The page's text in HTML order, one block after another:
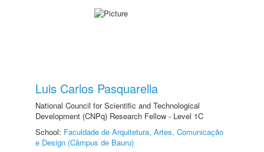
Luis Carlos Pasquarella
National Council for Scientific and Technological
Development (CNPq) Research Fellow - Level 1C
School: Faculdade de Arquitetura, Artes, Comunicação
e Design (Câmpus de Bauru)